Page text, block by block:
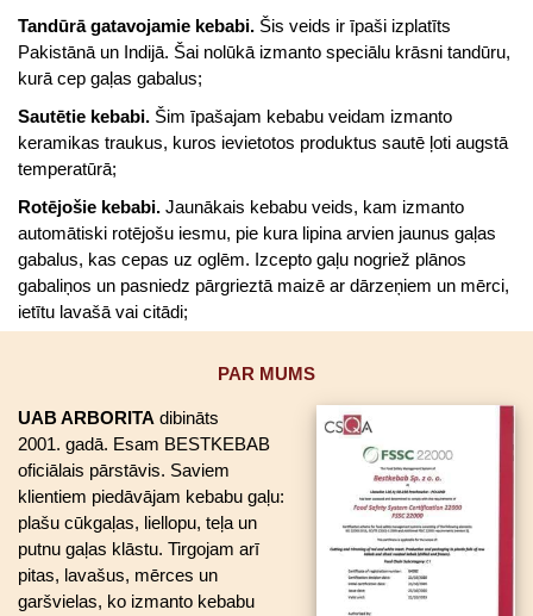
Tandūrā gatavojamie kebabi. Šis veids ir īpaši izplatīts
Pakistānā un Indijā. Šai nolūkā izmanto speciālu krāsni tandūru,
kurā cep gaļas gabalus;
Sautētie kebabi. Šim īpašajam kebabu veidam izmanto
keramikas traukus, kuros ievietotos produktus sautē ļoti augstā
temperatūrā;
Rotējošie kebabi. Jaunākais kebabu veids, kam izmanto
automātiski rotējošu iesmu, pie kura lipina arvien jaunus gaļas
gabalus, kas cepas uz oglēm. Izcepto gaļu nogriež plānos
gabaliņos un pasniedz pārgrieztā maizē ar dārzeņiem un mērci,
ietītu lavašā vai citādi;
PAR MUMS
UAB ARBORITA dibināts
2001. gadā. Esam BESTKEBAB
oficiālais pārstāvis. Saviem
klientiem piedāvājam kebabu gaļu:
plašu cūkgaļas, liellopu, teļa un
putnu gaļas klāstu. Tirgojam arī
pitas, lavašus, mērces un
garšvielas, ko izmanto kebabu